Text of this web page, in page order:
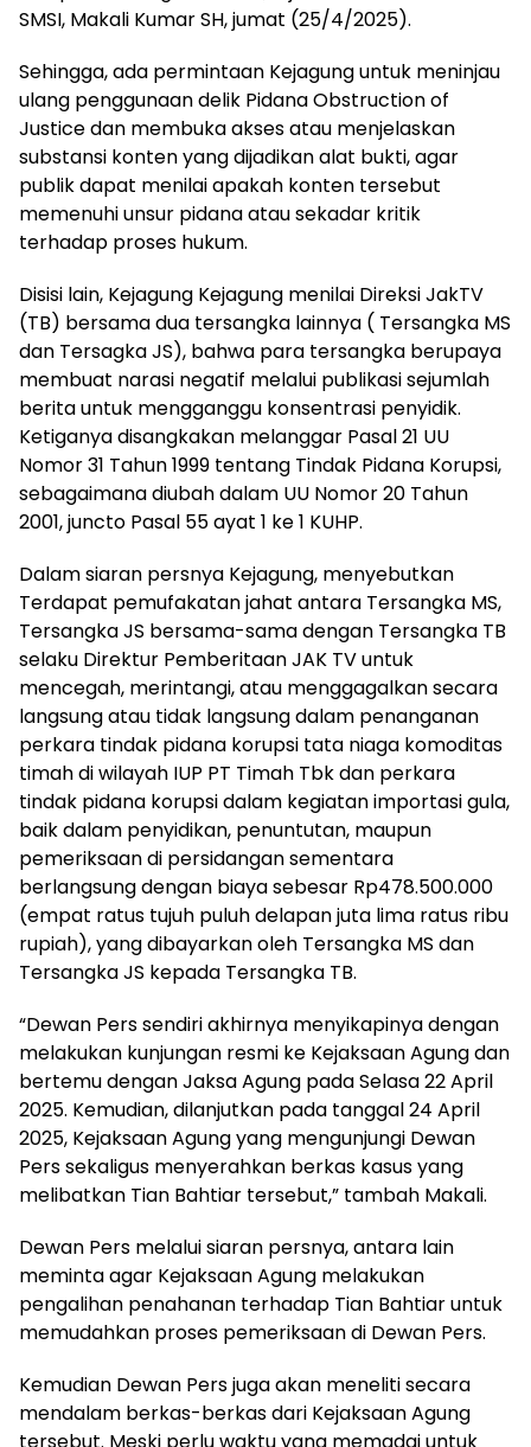
SMSI, Makali Kumar SH, jumat (25/4/2025).
Sehingga, ada permintaan Kejagung untuk meninjau
ulang penggunaan delik Pidana Obstruction of
Justice dan membuka akses atau menjelaskan
substansi konten yang dijadikan alat bukti, agar
publik dapat menilai apakah konten tersebut
memenuhi unsur pidana atau sekadar kritik
terhadap proses hukum.
Disisi lain, Kejagung Kejagung menilai Direksi JakTV
(TB) bersama dua tersangka lainnya ( Tersangka MS
dan Tersagka JS), bahwa para tersangka berupaya
membuat narasi negatif melalui publikasi sejumlah
berita untuk mengganggu konsentrasi penyidik.
Ketiganya disangkakan melanggar Pasal 21 UU
Nomor 31 Tahun 1999 tentang Tindak Pidana Korupsi,
sebagaimana diubah dalam UU Nomor 20 Tahun
2001, juncto Pasal 55 ayat 1 ke 1 KUHP.
Dalam siaran persnya Kejagung, menyebutkan
Terdapat pemufakatan jahat antara Tersangka MS,
Tersangka JS bersama-sama dengan Tersangka TB
selaku Direktur Pemberitaan JAK TV untuk
mencegah, merintangi, atau menggagalkan secara
langsung atau tidak langsung dalam penanganan
perkara tindak pidana korupsi tata niaga komoditas
timah di wilayah IUP PT Timah Tbk dan perkara
tindak pidana korupsi dalam kegiatan importasi gula,
baik dalam penyidikan, penuntutan, maupun
pemeriksaan di persidangan sementara
berlangsung dengan biaya sebesar Rp478.500.000
(empat ratus tujuh puluh delapan juta lima ratus ribu
rupiah), yang dibayarkan oleh Tersangka MS dan
Tersangka JS kepada Tersangka TB.
“Dewan Pers sendiri akhirnya menyikapinya dengan
melakukan kunjungan resmi ke Kejaksaan Agung dan
bertemu dengan Jaksa Agung pada Selasa 22 April
2025. Kemudian, dilanjutkan pada tanggal 24 April
2025, Kejaksaan Agung yang mengunjungi Dewan
Pers sekaligus menyerahkan berkas kasus yang
melibatkan Tian Bahtiar tersebut,” tambah Makali.
Dewan Pers melalui siaran persnya, antara lain
meminta agar Kejaksaan Agung melakukan
pengalihan penahanan terhadap Tian Bahtiar untuk
memudahkan proses pemeriksaan di Dewan Pers.
Kemudian Dewan Pers juga akan meneliti secara
mendalam berkas-berkas dari Kejaksaan Agung